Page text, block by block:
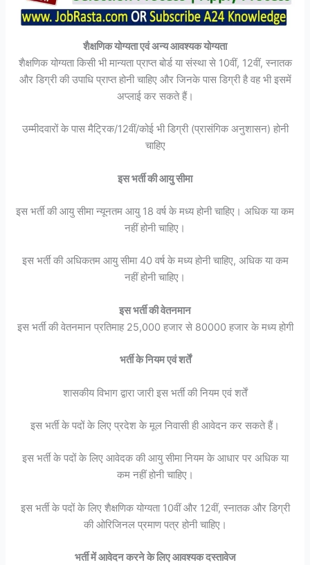
शैक्षणिक योग्यता एवं अन्य आवश्यक योग्यता
शैक्षणिक योग्यता किसी भी मान्यता प्राप्त बोर्ड या संस्था से 10वीं, 12वीं, स्नातक
और डिग्री की उपाधि प्राप्त होनी चाहिए और जिनके पास डिग्री है वह भी इसमें
अप्लाई कर सकते हैं।
उम्मीदवारों के पास मैट्रिक/12वीं/कोई भी डिग्री (प्रासंगिक अनुशासन) होनी
चाहिए
इस भर्ती की आयु सीमा
इस भर्ती की आयु सीमा न्यूनतम आयु 18 वर्ष के मध्य होनी चाहिए। अधिक या कम
नहीं होनी चाहिए।
इस भर्ती की अधिकतम आयु सीमा 40 वर्ष के मध्य होनी चाहिए, अधिक या कम
नहीं होनी चाहिए।
इस भर्ती की वेतनमान
इस भर्ती की वेतनमान प्रतिमाह 25,000 हजार से 80000 हजार के मध्य होगी
भर्ती के नियम एवं शर्तें
शासकीय विभाग द्वारा जारी इस भर्ती की नियम एवं शर्तें
इस भर्ती के पदों के लिए प्रदेश के मूल निवासी ही आवेदन कर सकते हैं।
इस भर्ती के पदों के लिए आवेदक की आयु सीमा नियम के आधार पर अधिक या
कम नहीं होनी चाहिए।
इस भर्ती के पदों के लिए शैक्षणिक योग्यता 10वीं और 12वीं, स्नातक और डिग्री
की ओरिजिनल प्रमाण पत्र होनी चाहिए।
भर्ती में आवेदन करने के लिए आवश्यक दस्तावेज